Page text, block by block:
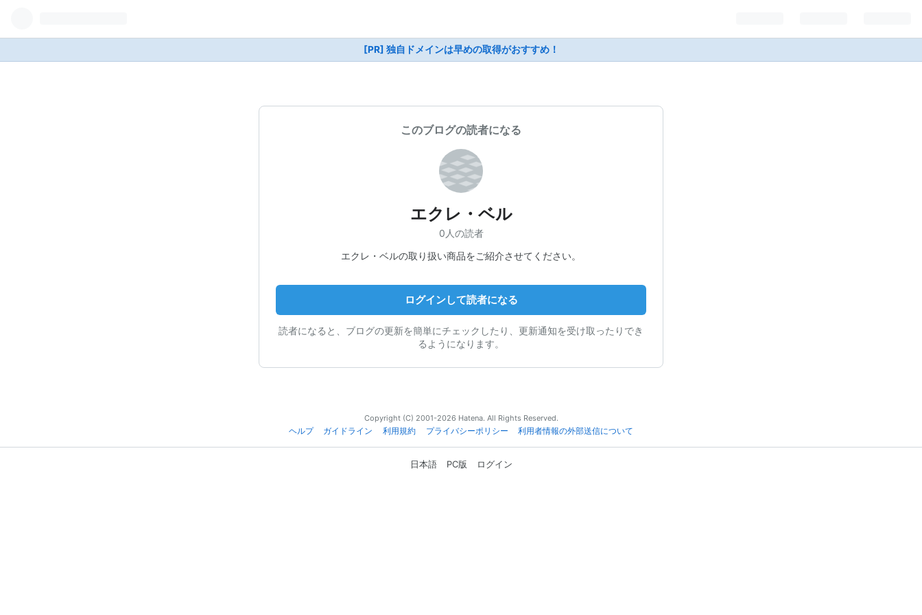
[PR] 独自ドメインは早めの取得がおすすめ！
このブログの読者になる
エクレ・ベル
0人の読者
エクレ・ベルの取り扱い商品をご紹介させてください。
ログインして読者になる
読者になると、ブログの更新を簡単にチェックしたり、更新通知を受け取ったりでき
るようになります。
Copyright (C) 2001-2026 Hatena. All Rights Reserved.
ヘルプ
ガイドライン 利用規約 プライバシーポリシー 利用者情報の外部送信について
日本語 PC版 ログイン